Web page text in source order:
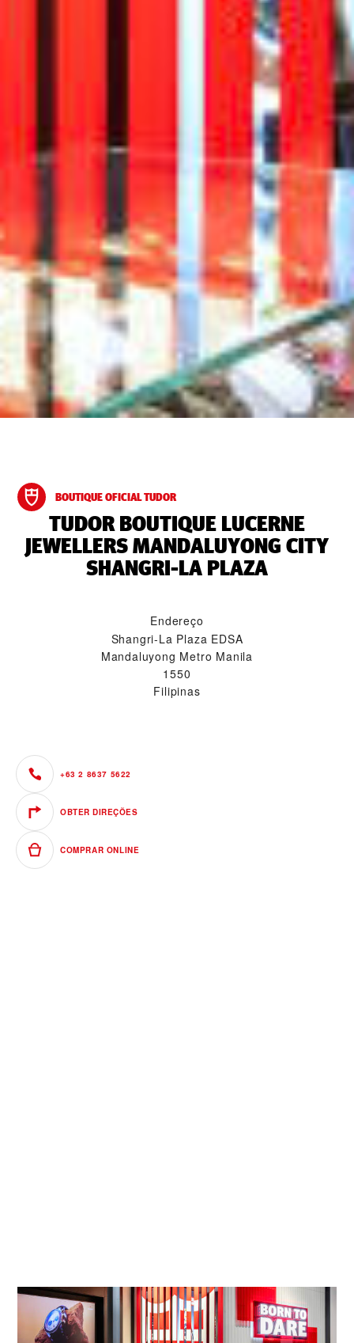
BOUTIQUE OFICIAL TUDOR
‭TUDOR BOUTIQUE LUCERNE
JEWELLERS MANDALUYONG CITY
SHANGRI-LA PLAZA‬
Endereço
Shangri-La Plaza EDSA
Mandaluyong Metro Manila
1550
Filipinas
+63 2 8637 5622
OBTER DIREÇÕES
COMPRAR ONLINE